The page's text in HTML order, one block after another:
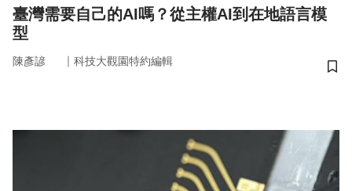
臺灣需要自己的AI嗎？從主權AI到在地語言模
型
陳彥諺 ｜ 科技大觀園特約編輯
儲